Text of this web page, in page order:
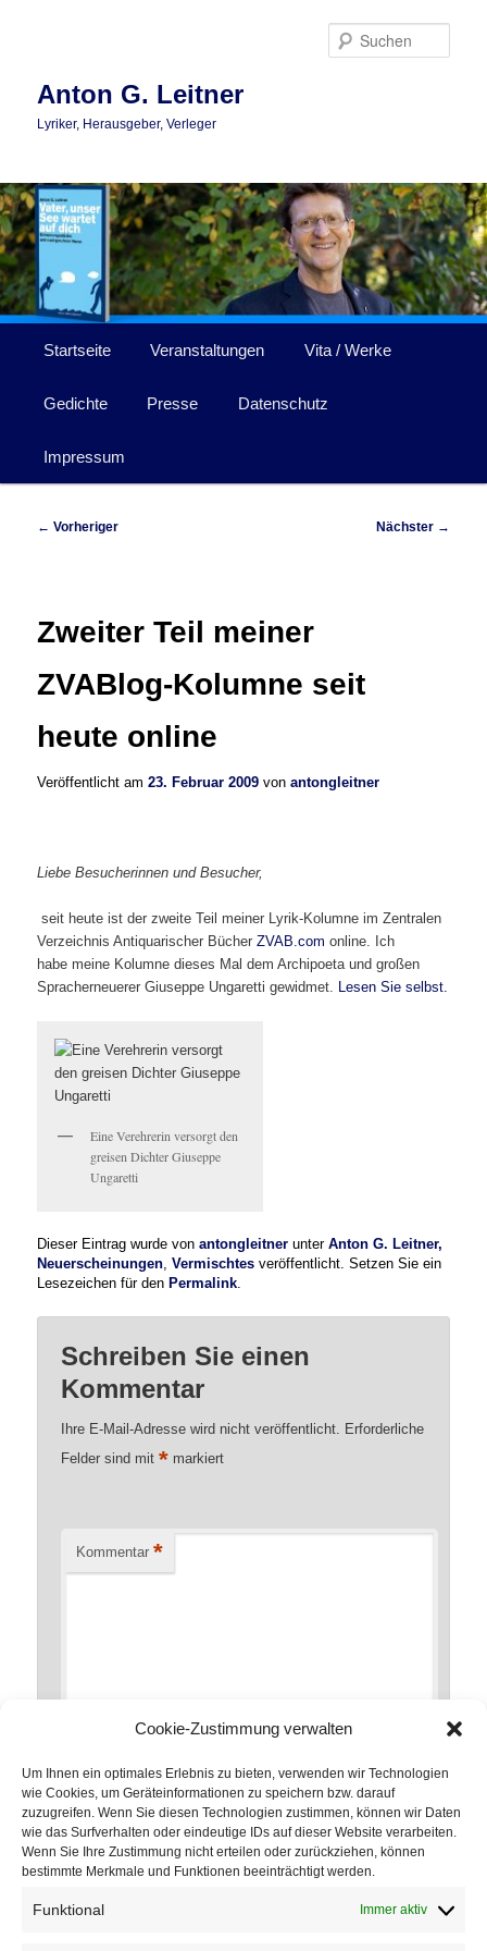
Cookie-Zustimmung verwalten
Um Ihnen ein optimales Erlebnis zu bieten, verwenden wir Technologien
wie Cookies, um Geräteinformationen zu speichern bzw. darauf
zuzugreifen. Wenn Sie diesen Technologien zustimmen, können wir Daten
wie das Surfverhalten oder eindeutige IDs auf dieser Website verarbeiten.
Wenn Sie Ihre Zustimmung nicht erteilen oder zurückziehen, können
bestimmte Merkmale und Funktionen beeinträchtigt werden.
Funktional Immer aktiv
Anton G. Leitner
Lyriker, Herausgeber, Verleger
Startseite Veranstaltungen Vita / Werke
Gedichte Presse Datenschutz
Impressum
Beitragsnavigation
← Vorheriger Nächster →
Zweiter Teil meiner
ZVABlog-Kolumne seit
heute online
Veröffentlicht am23. Februar 2009 vonantongleitner
Liebe Besucherinnen und Besucher,
seit heute ist der zweite Teil meiner Lyrik-Kolumne im Zentralen
Verzeichnis Antiquarischer BücherZVAB.comonline. Ich
habe meine Kolumne dieses Mal dem Archipoeta und großen
Spracherneuerer Giuseppe Ungaretti gewidmet. Lesen Sie selbst.
Eine Verehrerin versorgt den
greisen Dichter Giuseppe
Ungaretti
Dieser Eintrag wurde vonantongleitner unterAnton G. Leitner,
Neuerscheinungen ,Vermischtes veröffentlicht. Setzen Sie ein
Lesezeichen für denPermalink
Schreiben Sie einen
Kommentar
Ihre E-Mail-Adresse wird nicht veröffentlicht.
Erforderliche
Felder sind mit* markiert
Kommentar *
Name *